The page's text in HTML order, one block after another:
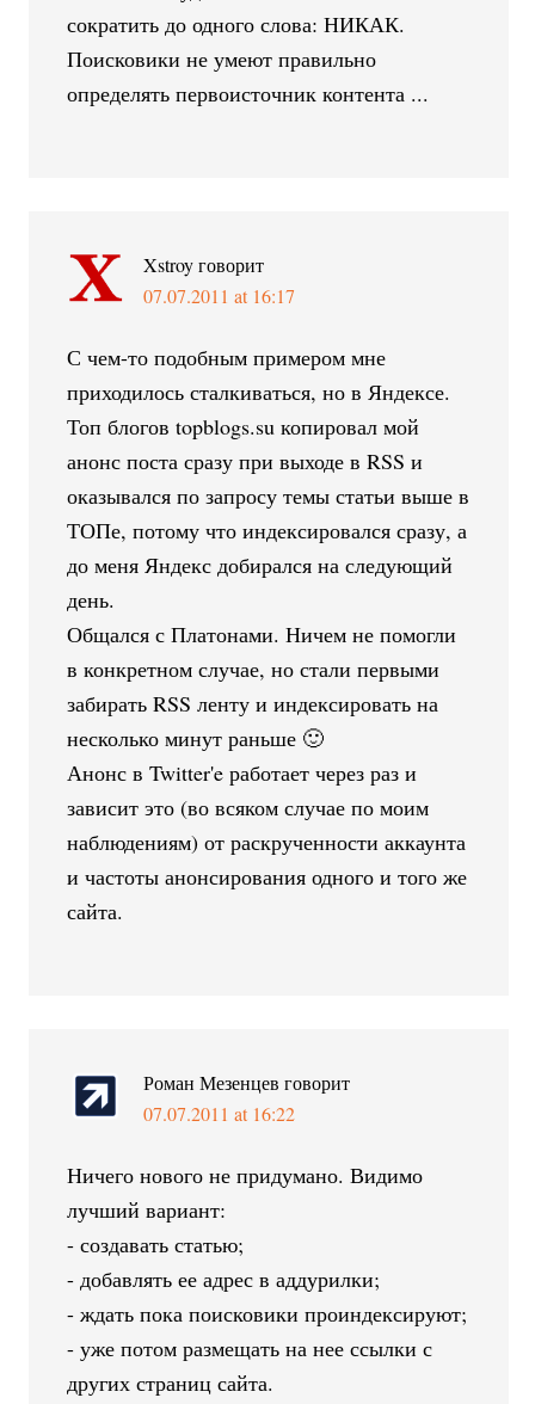
сократить до одного слова: НИКАК.
Поисковики не умеют правильно
определять первоисточник контента ...
Xstroy говорит
07.07.2011 at 16:17
С чем-то подобным примером мне
приходилось сталкиваться, но в Яндексе.
Топ блогов topblogs.su копировал мой
анонс поста сразу при выходе в RSS и
оказывался по запросу темы статьи выше в
ТОПе, потому что индексировался сразу, а
до меня Яндекс добирался на следующий
день.
Общался с Платонами. Ничем не помогли
в конкретном случае, но стали первыми
забирать RSS ленту и индексировать на
несколько минут раньше 🙂
Анонс в Twitter'e работает через раз и
зависит это (во всяком случае по моим
наблюдениям) от раскрученности аккаунта
и частоты анонсирования одного и того же
сайта.
Роман Мезенцев говорит
07.07.2011 at 16:22
Ничего нового не придумано. Видимо
лучший вариант:
- создавать статью;
- добавлять ее адрес в аддурилки;
- ждать пока поисковики проиндексируют;
- уже потом размещать на нее ссылки с
других страниц сайта.